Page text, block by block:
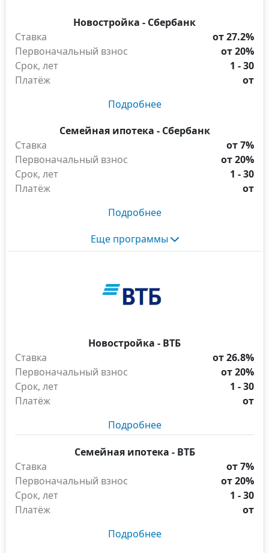
Новостройка - Сбербанк
Ставка
от 27.2%
Первоначальный взнос
от 20%
Срок, лет
1 - 30
Платёж
от
Подробнее
Семейная ипотека - Сбербанк
Ставка
от 7%
Первоначальный взнос
от 20%
Срок, лет
1 - 30
Платёж
от
Подробнее
Еще программы
Новостройка - ВТБ
Ставка
от 26.8%
Первоначальный взнос
от 20%
Срок, лет
1 - 30
Платёж
от
Подробнее
Семейная ипотека - ВТБ
Ставка
от 7%
Первоначальный взнос
от 20%
Срок, лет
1 - 30
Платёж
от
Подробнее